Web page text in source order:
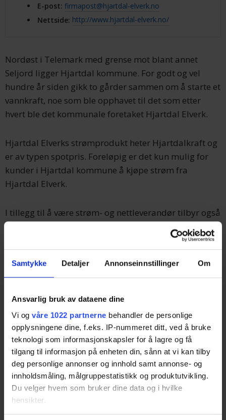
Samtykke Detaljer Annonseinnstillinger Om
Ansvarlig bruk av dataene dine
Vi og våre 1022 partnerne behandler de personlige
opplysningene dine, f.eks. IP-nummeret ditt, ved å bruke
teknologi som informasjonskapsler for å lagre og få
tilgang til informasjon på enheten din, sånn at vi kan tilby
deg personlige annonser og innhold samt annonse- og
innholdsmåling, målgruppestatistikk og produktutvikling.
Du velger hvem som bruker dine data og i hvilke
hensikter.
E-post: firmapost@hjartdal-elverk.no
Nettside: http://www.hjartdal-elverk.no/
Nordøst i Telemark med grense mot blant annet
Seljord ligger Hjartdal kommune. For godt og vel
hundre år siden gikk to gårder sammen om å starte et
vannkraft, noe som ble opphavet til det som etter
hvert ble det kommunale foretaket Hjartdal Elverk.
Hjartdal Elverks strømprodukt heter Hjartdalkraft og
er av typen spotpris. Foreløpig er det kun mulig for
kunder i Hjartdal kommune å kjøpe strøm fra
Hjartdal Elverk.
I tillegg til å være strøm- og nettleverandør tilbyr også
Hjartdal Elverk bredbånd over fibernettet gjennom
selskapet Telefiber som har blitt startet sammen med
flere kraftlag i telemarksområdet.
Tjenester
Strøm Privat
Strøm Borettslag